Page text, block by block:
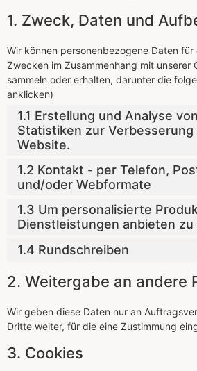
1. Zweck, Daten und
Wir können personenbezogene Daten für
Zwecken im Zusammenhang mit unserer
sammeln oder erhalten, darunter die
anklicken)
1.1 Erstellung und Analyse von
Statistiken zur Verbesserung
Website.
1.2 Kontakt - per Telefon,
und/oder Webformate
1.3 Um personalisierte
Dienstleistungen anbieten zu
1.4 Rundschreiben
2. Weitergabe an andere
Wir geben diese Daten nur an
Dritte weiter, für die eine Zustimmung
3. Cookies